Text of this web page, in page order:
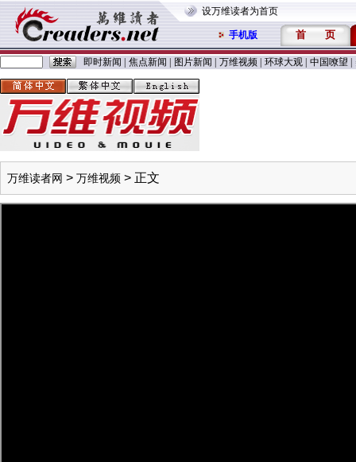
设万维读者为首页
手机版 首 页
即时新闻 焦点新闻 图片新闻 万维视频 环球大观 中国嘹望
万维读者网 > 万维视频 > 正文